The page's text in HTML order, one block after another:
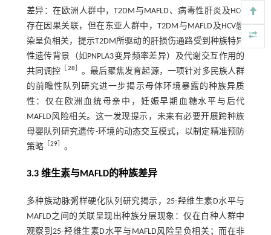
差异：在欧洲人群中，T2DM与MAFLD、病毒性肝炎及HCC
存在因果关联，但在东亚人群中，T2DM与MAFLD及HCV感
染呈负相关，提示T2DM所驱动的肝损伤通路受到种族特异
性遗传背景（如PNPLA3变异频率差异）及代谢交互作用的
共同调控 ［28］ 。最后聚焦发育起源，一项针对多民族人群
的前瞻性队列研究进一步揭示母体环境暴露的种族异质
性：仅在欧洲血统母亲中，妊娠早期血糖水平与后代
MAFLD风险相关。这一发现提示，未来有必要开展跨种族
母婴队列研究遗传-环境的动态交互模式，以制定精准预防
策略 ［29］ 。
3.3 维生素与MAFLD的种族差异
多种族动脉粥样硬化队列研究揭示，25-羟维生素D水平与
MAFLD之间的关联呈现出种族分层现象：仅在白种人群中
观察到25-羟维生素D水平与MAFLD风险呈负相关；而在非